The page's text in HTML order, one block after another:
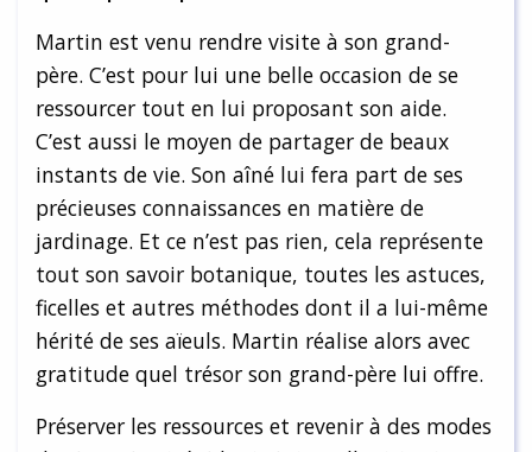
Martin est venu rendre visite à son grand-
père. C’est pour lui une belle occasion de se
ressourcer tout en lui proposant son aide.
C’est aussi le moyen de partager de beaux
instants de vie. Son aîné lui fera part de ses
précieuses connaissances en matière de
jardinage. Et ce n’est pas rien, cela représente
tout son savoir botanique, toutes les astuces,
ficelles et autres méthodes dont il a lui-même
hérité de ses aïeuls. Martin réalise alors avec
gratitude quel trésor son grand-père lui offre.
Préserver les ressources et revenir à des modes